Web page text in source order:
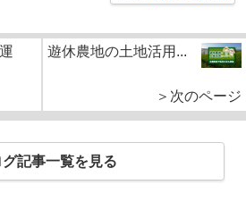
遊休農地の土地活用...
＞次のページ
グ記事一覧を見る